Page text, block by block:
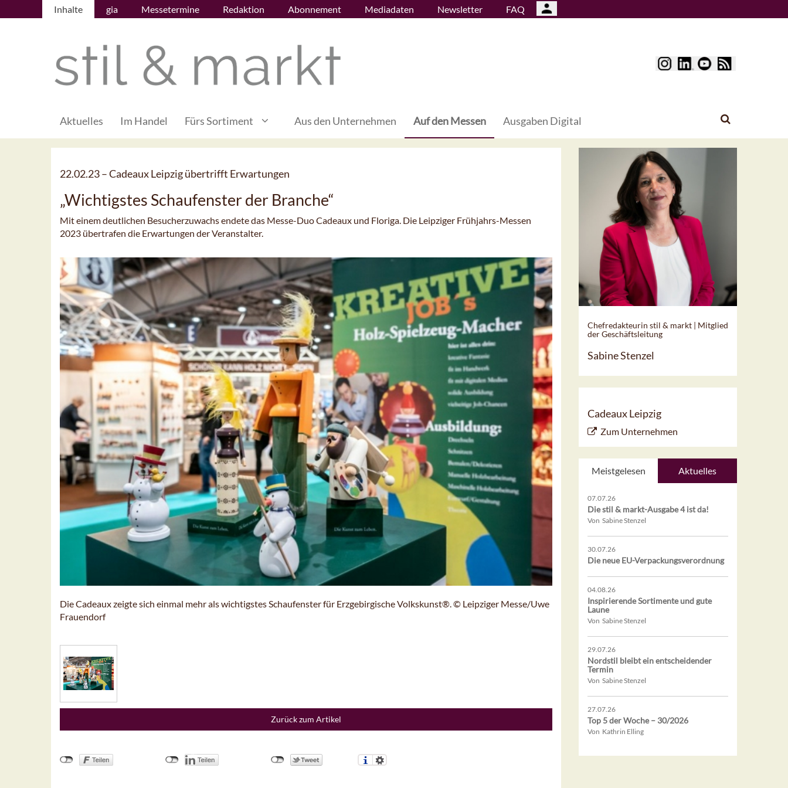
Inhalte gia Messetermine Redaktion Abonnement Mediadaten Newsletter FAQ
Aktuelles Im Handel Fürs Sortiment Aus den Unternehmen Auf den Messen Ausgaben Digital
22.02.23 –Cadeaux Leipzig übertrifft Erwartungen
„Wichtigstes Schaufenster der Branche“
Mit einem deutlichen Besucherzuwachs endete das Messe-Duo Cadeaux und Floriga. Die Leipziger Frühjahrs-Messen
2023 übertrafen die Erwartungen der Veranstalter.
Die Cadeaux zeigte sich einmal mehr als wichtigstes Schaufenster für Erzgebirgische Volkskunst®. © Leipziger Messe/Uwe
Frauendorf
Zurück zum Artikel
Chefredakteurin stil & markt | Mitglied
der Geschäftsleitung
Sabine Stenzel
Cadeaux Leipzig
Zum Unternehmen
Meistgelesen Aktuelles
07.07.26
Die stil & markt-Ausgabe 4 ist da!
Von Sabine Stenzel
30.07.26
Die neue EU-Verpackungsverordnung
04.08.26
Inspirierende Sortimente und gute
Laune
Von Sabine Stenzel
29.07.26
Nordstil bleibt ein entscheidender
Termin
Von Sabine Stenzel
27.07.26
Top 5 der Woche – 30/2026
Von Kathrin Elling